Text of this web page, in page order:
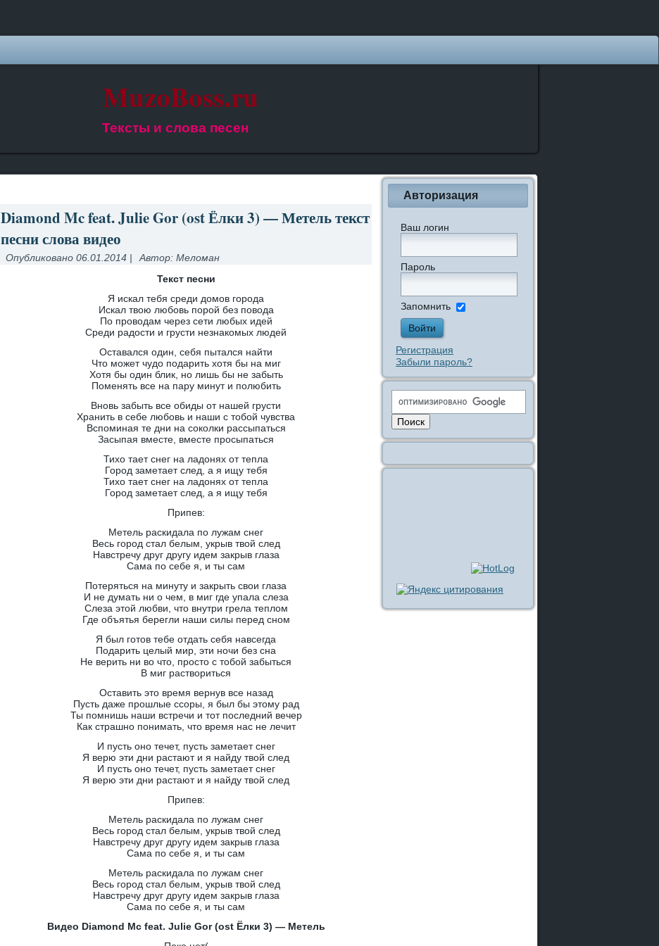
MuzoBoss.ru
Тексты и слова песен
Diamond Mc feat. Julie Gor (ost Ёлки 3) — Метель текст
песни слова видео
Опубликовано 06.01.2014 | Автор: Меломан
Текст песни
Я искал тебя среди домов города
Искал твою любовь порой без повода
По проводам через сети любых идей
Среди радости и грусти незнакомых людей
Оставался один, себя пытался найти
Что может чудо подарить хотя бы на миг
Хотя бы один блик, но лишь бы не забыть
Поменять все на пару минут и полюбить
Вновь забыть все обиды от нашей грусти
Хранить в себе любовь и наши с тобой чувства
Вспоминая те дни на соколки рассыпаться
Засыпая вместе, вместе просыпаться
Тихо тает снег на ладонях от тепла
Город заметает след, а я ищу тебя
Тихо тает снег на ладонях от тепла
Город заметает след, а я ищу тебя
Припев:
Метель раскидала по лужам снег
Весь город стал белым, укрыв твой след
Навстречу друг другу идем закрыв глаза
Сама по себе я, и ты сам
Потеряться на минуту и закрыть свои глаза
И не думать ни о чем, в миг где упала слеза
Слеза этой любви, что внутри грела теплом
Где объятья берегли наши силы перед сном
Я был готов тебе отдать себя навсегда
Подарить целый мир, эти ночи без сна
Не верить ни во что, просто с тобой забыться
В миг раствориться
Оставить это время вернув все назад
Пусть даже прошлые ссоры, я был бы этому рад
Ты помнишь наши встречи и тот последний вечер
Как страшно понимать, что время нас не лечит
И пусть оно течет, пусть заметает снег
Я верю эти дни растают и я найду твой след
И пусть оно течет, пусть заметает снег
Я верю эти дни растают и я найду твой след
Припев:
Метель раскидала по лужам снег
Весь город стал белым, укрыв твой след
Навстречу друг другу идем закрыв глаза
Сама по себе я, и ты сам
Метель раскидала по лужам снег
Весь город стал белым, укрыв твой след
Навстречу друг другу идем закрыв глаза
Сама по себе я, и ты сам
Видео Diamond Mc feat. Julie Gor (ost Ёлки 3) — Метель
Авторизация
Ваш логин
Пароль
Запомнить
Регистрация
Забыли пароль?